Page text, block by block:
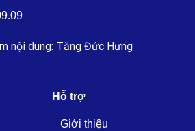
nội dung: Tăng Đức Hưng
Hỗ trợ
Giới thiệu